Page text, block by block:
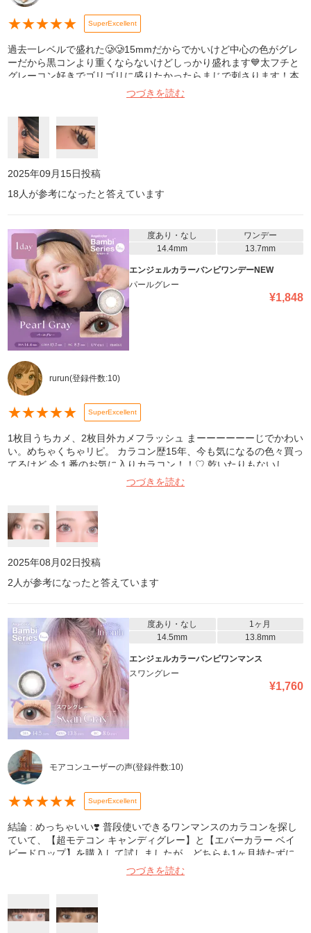
★★★★★ SuperExcellent
過去一レベルで盛れた🥲🥲15mmだからでかいけど中心の色がグレ
ーだから黒コンより重くならないけどしっかり盛れます💙太フチと
グレーコン好きでゴリゴリに盛りたかったらまじで刺さります！本
気でマンスリー出してください。、、
つづきを読む
2025年09月15日投稿
18 人が参考になったと答えています
度あり・なし
ワンデー
14.4mm
13.7mm
エンジェルカラーバンビワンデーNEW
パールグレー
¥1,848
rurun(登録件数:10)
★★★★★ SuperExcellent
1枚目うちカメ、2枚目外カメフラッシュ まーーーーーーじでかわい
い。めちゃくちゃリピ。 カラコン歴15年、今も気になるの色々買っ
てるけど 今１番のお気に入りカラコン！！♡ 乾いたりもないし、
発色も綺麗だし ずっとがっつり縁が好きだったけど27歳になって合
わなくなって来たので細縁にシフトチェンジしました！ 薄め細めの
ュカラーが入ってるからイエベにも馴染む！！！ 綺麗で可愛いすぎ
る！！！ ちゅるんでかーーーわいいーーー！！！！！！！！
つづきを読む
2025年08月02日投稿
2 人が参考になったと答えています
度あり・なし
1ヶ月
14.5mm
13.8mm
エンジェルカラーバンビワンマンス
スワングレー
¥1,760
モアコンユーザーの声(登録件数:10)
★★★★★ SuperExcellent
結論 : めっちゃいい❣️ 普段使いできるワンマンスのカラコンを探し
ていて、【超モテコン キャンディグレー】と【エバーカラー ベイ
ビードロップ】を購入して試しましたが、どちらも1ヶ月持たずに
捨てました💧(モテコンは2日目辺りで乾燥が気になる・エバーカラ
ーは1週間持ったかな？くらい) 使い始めて1週間経ちましたが、問
んなに気になりません目薬させば全然気にならないくらいで使えま
す◎ 商品画像見たらちょっと派手かなーって思ったけどいい感じの
つづきを読む